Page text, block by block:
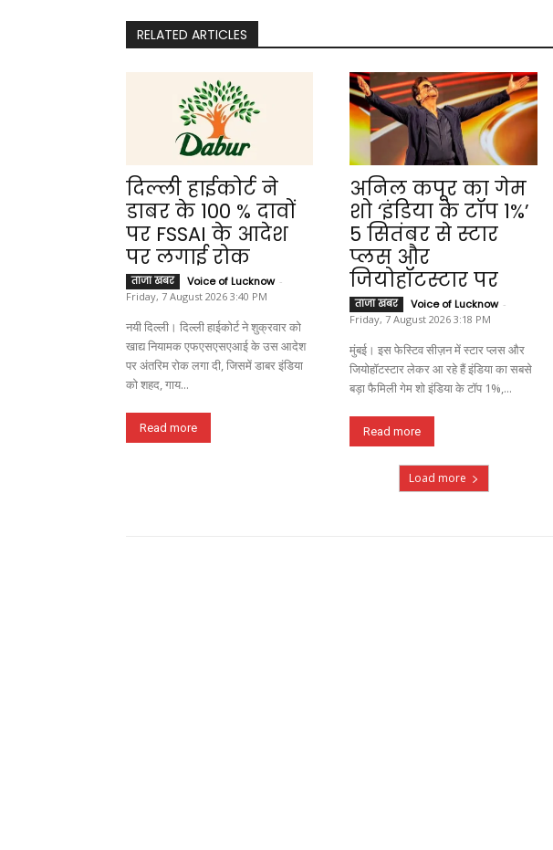
o
p
RELATED ARTICLES
दिल्ली हाईकोर्ट ने
डाबर के 100 % दावों
पर FSSAI के आदेश
पर लगाई रोक
ताजा खबर Voice of Lucknow -
Friday, 7 August 2026 3:40 PM
नयी दिल्ली। दिल्ली हाईकोर्ट ने शुक्रवार को
खाद्य नियामक एफएसएसएआई के उस आदेश
पर अंतरिम रोक लगा दी, जिसमें डाबर इंडिया
को शहद, गाय...
Read more
अनिल कपूर का गेम
शो ‘इंडिया के टॉप 1%’
5 सितंबर से स्टार
प्लस और
जियोहॉटस्टार पर
ताजा खबर Voice of Lucknow -
Friday, 7 August 2026 3:18 PM
मुंबई। इस फेस्टिव सीज़न में स्टार प्लस और
जियोहॉटस्टार लेकर आ रहे हैं इंडिया का सबसे
बड़ा फैमिली गेम शो इंडिया के टॉप 1%,...
Read more
Load more